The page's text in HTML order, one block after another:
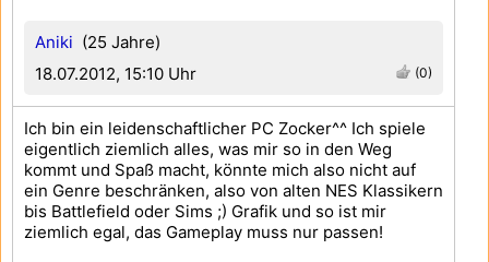
Aniki (25 Jahre)
18.07.2012, 15:10 Uhr
(0)
Ich bin ein leidenschaftlicher PC Zocker^^ Ich spiele
eigentlich ziemlich alles, was mir so in den Weg
kommt und Spaß macht, könnte mich also nicht auf
ein Genre beschränken, also von alten NES Klassikern
bis Battlefield oder Sims ;) Grafik und so ist mir
ziemlich egal, das Gameplay muss nur passen!